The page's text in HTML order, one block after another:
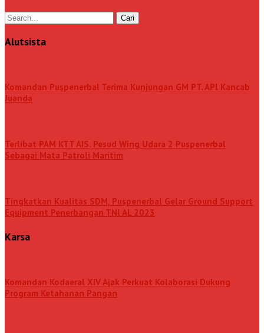
Alutsista
Komandan Puspenerbal Terima Kunjungan GM PT. APl Kancab
Juanda
Terlibat PAM KTT AIS, Pesud Wing Udara 2 Puspenerbal
Sebagai Mata Patroli Maritim
Tingkatkan Kualitas SDM, Puspenerbal Gelar Ground Support
Equipment Penerbangan TNl AL 2023
Karsa
Komandan Kodaeral XIV Ajak Perkuat Kolaborasi Dukung
Program Ketahanan Pangan